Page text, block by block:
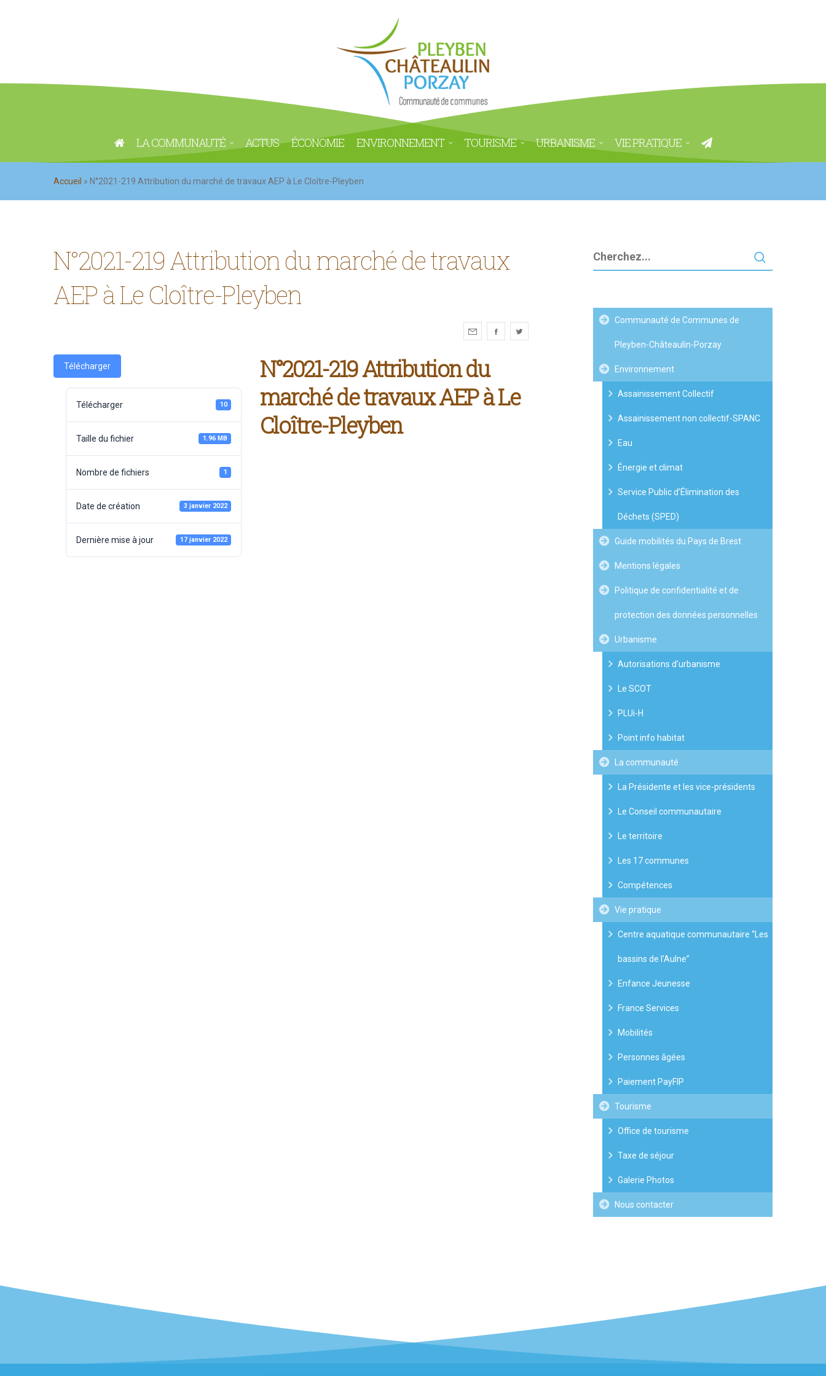
LA COMMUNAUTÉ ACTUS ÉCONOMIE ENVIRONNEMENT TOURISME URBANISME VIE PRATIQUE
Accueil » N°2021-219 Attribution du marché de travaux AEP à Le Cloître-Pleyben
N°2021-219 Attribution du marché de travaux
AEP à Le Cloître-Pleyben
Télécharger
Télécharger 10
Taille du fichier 1.96 MB
Nombre de fichiers 1
Date de création 3 janvier 2022
Dernière mise à jour 17 janvier 2022
N°2021-219 Attribution du
marché de travaux AEP à Le
Cloître-Pleyben
Communauté de Communes de
Pleyben-Châteaulin-Porzay
Environnement
Assainissement Collectif
Assainissement non collectif-SPANC
Eau
Énergie et climat
Service Public d’Élimination des
Déchets (SPED)
Guide mobilités du Pays de Brest
Mentions légales
Politique de confidentialité et de
protection des données personnelles
Urbanisme
Autorisations d’urbanisme
Le SCOT
PLUi-H
Point info habitat
La communauté
La Présidente et les vice-présidents
Le Conseil communautaire
Le territoire
Les 17 communes
Compétences
Vie pratique
Centre aquatique communautaire “Les
bassins de l’Aulne”
Enfance Jeunesse
France Services
Mobilités
Personnes âgées
Paiement PayFIP
Tourisme
Office de tourisme
Taxe de séjour
Galerie Photos
Nous contacter